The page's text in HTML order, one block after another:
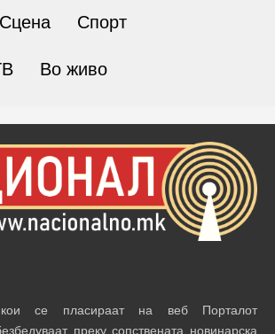
Сцена Спорт
Во живо
се пласираат на веб Порталот
преку сопствената новинарска